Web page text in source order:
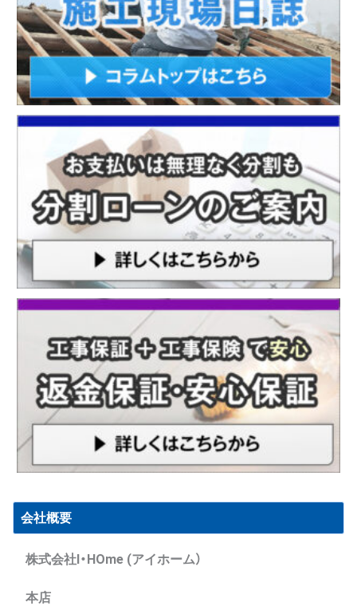
会社概要
株式会社I・HOme (アイホーム）
本店